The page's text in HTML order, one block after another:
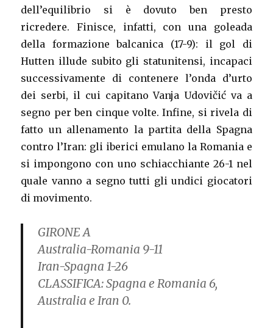
dell’equilibrio si è dovuto ben presto
ricredere. Finisce, infatti, con una goleada
della formazione balcanica (17-9): il gol di
Hutten illude subito gli statunitensi, incapaci
successivamente di contenere l’onda d’urto
dei serbi, il cui capitano Vanja Udovičić va a
segno per ben cinque volte. Infine, si rivela di
fatto un allenamento la partita della Spagna
contro l’Iran: gli iberici emulano la Romania e
si impongono con uno schiacchiante 26-1 nel
quale vanno a segno tutti gli undici giocatori
di movimento.
GIRONE A
Australia-Romania 9-11
Iran-Spagna 1-26
CLASSIFICA:Spagna e Romania 6,
Australia e Iran 0.